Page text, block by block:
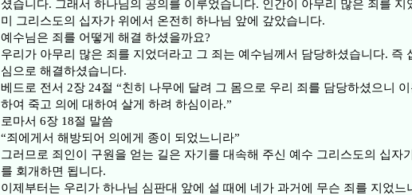
셨습니다. 그래서 하나님의 공의를 이루었습니다. 인간이 아무리 많은 죄를 지
미 그리스도의 십자가 위에서 온전히 하나님 앞에 갚았습니다.
예수님은 죄를 어떻게 해결 하셨을까요?
우리가 아무리 많은 죄를 지었더라고 그 죄는 예수님께서 담당하셨습니다. 즉
심으로 해결하셨습니다.
베드로 전서 2장 24절 “친히 나무에 달려 그 몸으로 우리 죄를 담당하셨으니
하여 죽고 의에 대하여 살게 하려 하심이라.”
로마서 6장 18절 말씀
“죄에게서 해방되어 의에게 종이 되었느니라”
그러므로 죄인이 구원을 얻는 길은 자기를 대속해 주신 예수 그리스도의 십자
를 회개하면 됩니다.
이제부터는 우리가 하나님 심판대 앞에 설 때에 네가 과거에 무슨 죄를 지었느